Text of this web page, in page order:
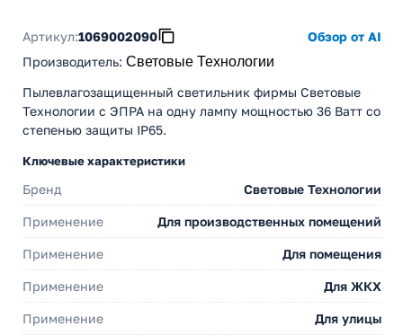
Артикул:1069002090
Обзор от AI
Производитель: Световые Технологии
Пылевлагозащищенный светильник фирмы Световые
Технологии с ЭПРА на одну лампу мощностью 36 Ватт со
степенью защиты IP65.
Ключевые характеристики
Бренд Световые Технологии
Применение Для производственных помещений
Применение Для помещения
Применение Для ЖКХ
Применение Для улицы